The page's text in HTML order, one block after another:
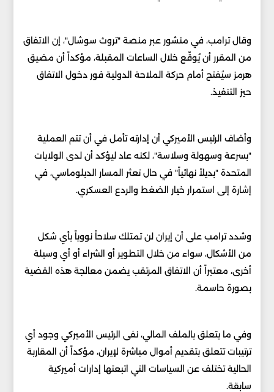
وقال ترامب، في منشور عبر منصة "تروث سوشال"، إن الاتفاق
من المقرر أن يُوقّع خلال الساعات المقبلة، مؤكداً أن مضيق
هرمز سيُفتح أمام حركة الملاحة الدولية فور دخول الاتفاق
حيز التنفيذ.
وأضاف الرئيس الأميركي أن إدارته تأمل في أن تتم العملية
"بسرعة وسهولة وسلاسة"، لكنه عاد ليؤكد أن لدى الولايات
المتحدة "بديلاً نهائياً" في حال تعثر المسار الدبلوماسي، في
إشارة إلى استمرار خيار الضغط والردع العسكري.
وشدد ترامب على أن إيران لن تمتلك سلاحاً نووياً بأي شكل
من الأشكال، سواء من خلال التطوير أو الشراء أو أي وسيلة
أخرى، معتبراً أن الاتفاق المرتقب يضمن معالجة هذه القضية
بصورة حاسمة.
وفي ما يتعلق بالملف المالي، نفى الرئيس الأميركي وجود أي
ترتيبات تتعلق بتقديم أموال مباشرة لإيران، مؤكداً أن المقاربة
الحالية تختلف عن السياسات التي اتبعتها إدارات أميركية
سابقة.